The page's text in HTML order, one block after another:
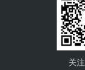
关